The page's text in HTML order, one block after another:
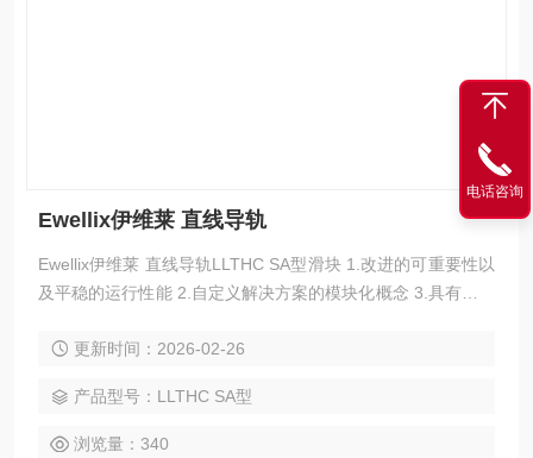
Ewellix伊维莱 直线导轨
Ewellix伊维莱 直线导轨LLTHC SA型滑块 1.改进的可重要性以
及平稳的运行性能 2.自定义解决方案的模块化概念 3.具有良好
少维护 5.互换性和全球供货
更新时间：2026-02-26
产品型号：LLTHC SA型
浏览量：340
电话咨询